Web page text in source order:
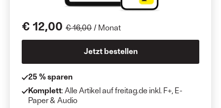
€ 12,00 € 16,00 / Monat
Jetzt bestellen
25 % sparen
Komplett: Alle Artikel auf freitag.de inkl. F+, E-
Paper & Audio